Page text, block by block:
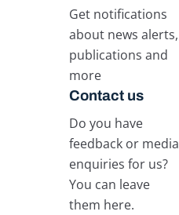
Get notifications
about news alerts,
publications and
more
Contact us
Do you have
feedback or media
enquiries for us?
You can leave
them here.